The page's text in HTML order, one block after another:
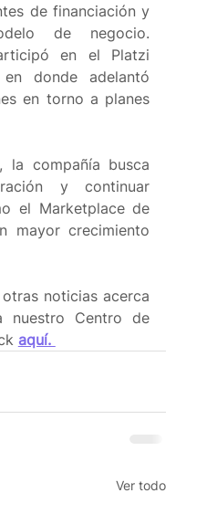
de financiación y
de negocio.
en el Platzi
donde adelantó
en torno a planes
la compañía busca
y continuar
el Marketplace de
mayor crecimiento
noticias acerca
nuestro Centro de
aquí.
Ver todo